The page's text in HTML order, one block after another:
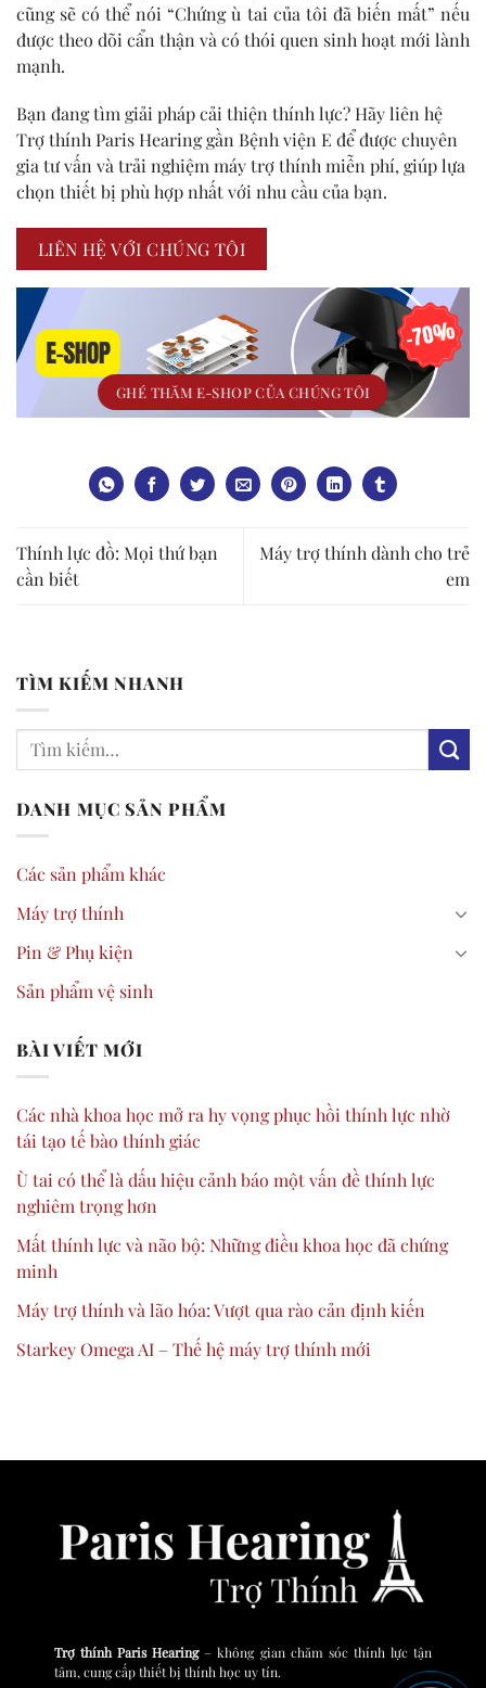
TÌM KIẾM NHANH
DANH MỤC SẢN PHẨM
Các sản phẩm khác
Máy trợ thính
Pin & Phụ kiện
Sản phẩm vệ sinh
BÀI VIẾT MỚI
Các nhà khoa học mở ra hy vọng phục hồi thính lực nhờ
tái tạo tế bào thính giác
Ù tai có thể là dấu hiệu cảnh báo một vấn đề thính lực
nghiêm trọng hơn
Mất thính lực và não bộ: Những điều khoa học đã chứng
minh
Máy trợ thính và lão hóa: Vượt qua rào cản định kiến
Starkey Omega AI – Thế hệ máy trợ thính mới
cũng sẽ có thể nói “Chứng ù tai của tôi đã biến mất” nếu
được theo dõi cẩn thận và có thói quen sinh hoạt mới lành
mạnh.
Bạn đang tìm giải pháp cải thiện thính lực? Hãy liên hệ
Trợ thính Paris Hearing gần Bệnh viện E để được chuyên
gia tư vấn và trải nghiệm máy trợ thính miễn phí, giúp lựa
chọn thiết bị phù hợp nhất với nhu cầu của bạn.
LIÊN HỆ VỚI CHÚNG TÔI
GHÉ THĂM E-SHOP CỦA CHÚNG TÔI
Thính lực đồ: Mọi thứ bạn
cần biết
Máy trợ thính dành cho trẻ
em
Trợ thính Paris Hearing– không gian chăm sóc thính lực tận
tâm, cung cấp thiết bị thính học uy tín.